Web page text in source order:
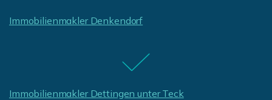
Immobilienmakler Denkendorf
Immobilienmakler Dettingen unter Teck